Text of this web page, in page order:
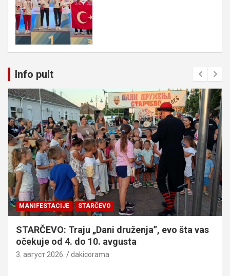
Info pult
MANIFESTACIJE STARČEVO
STARČEVO: Traju „Dani druženja”, evo šta vas
očekuje od 4. do 10. avgusta
3. август 2026. dakicorama